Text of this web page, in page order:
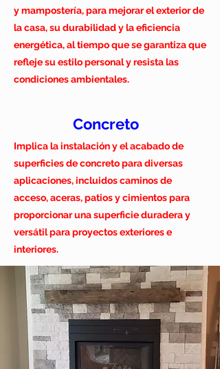
y mampostería, para mejorar el exterior de
la casa, su durabilidad y la eficiencia
energética, al tiempo que se garantiza que
refleje su estilo personal y resista las
condiciones ambientales.
Concreto
Implica la instalación y el acabado de
superficies de concreto para diversas
aplicaciones, incluidos caminos de
acceso, aceras, patios y cimientos para
proporcionar una superficie duradera y
versátil para proyectos exteriores e
interiores.